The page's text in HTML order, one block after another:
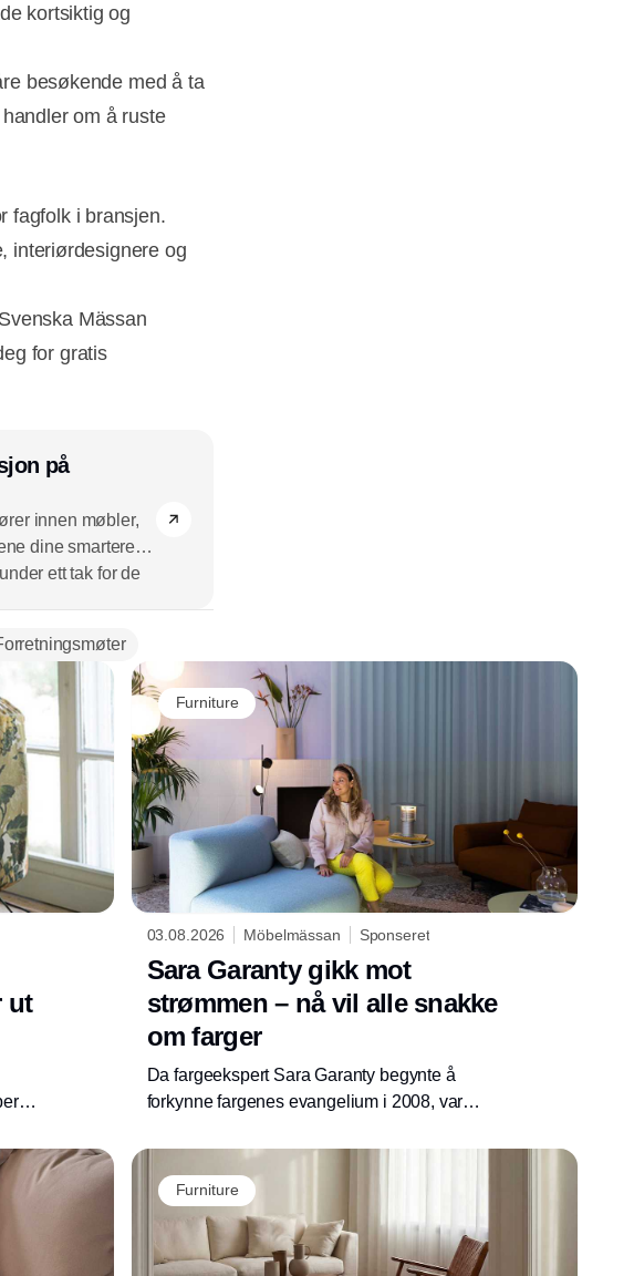
kortsiktig og
besøkende med å ta
om å ruste
fagfolk i bransjen.
interiørdesignere og
Mässan
for gratis
på
innen møbler,
dine smartere.
ett tak for de
ut
Furniture
03.08.2026 Möbelmässan Sponseret
Sara Garanty gikk mot
strømmen – nå vil alle snakke
om farger
Da fargeekspert Sara Garanty begynte å
forkynne fargenes evangelium i 2008, var
kunne tre personer delta på forelesningene
hennes. Nå holder hun foredrag for fulle hus
over hele verden.
Furniture